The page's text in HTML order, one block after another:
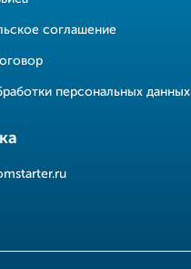
соглашение
персональных данных